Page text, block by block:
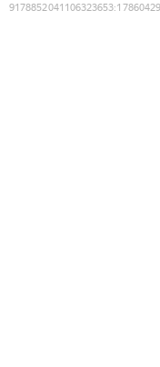
9178852041106323653: